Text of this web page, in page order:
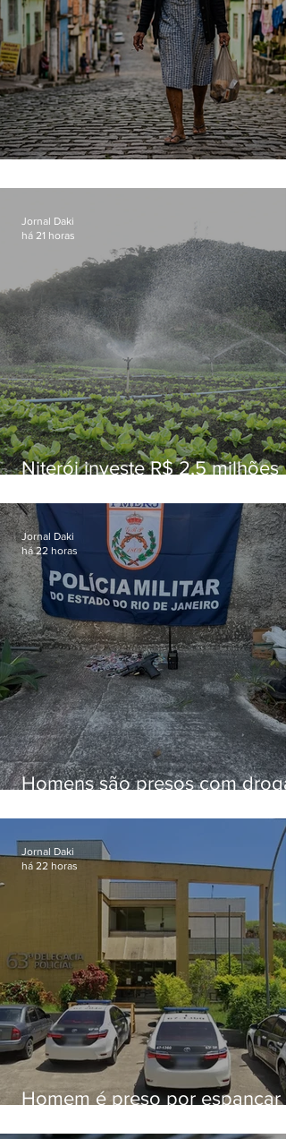
Niterói investe R$ 2,5 milhões
familiar para merenda escolar
Jornal Daki
há 21 horas
Homens são presos com
Jornal Daki
há 22 horas
Homem é preso por espancar
Jornal Daki
há 22 horas